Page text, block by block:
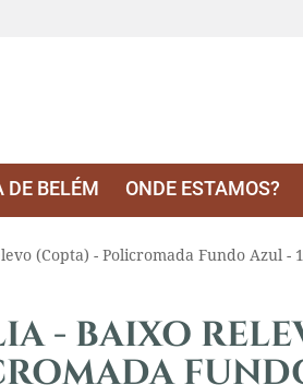
BELÉM ONDE ESTAMOS?
(Copta) - Policromada Fundo Azul -
- BAIXO